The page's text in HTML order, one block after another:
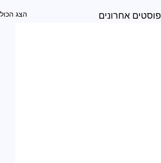
פוסטים אחרונים הצג הכול